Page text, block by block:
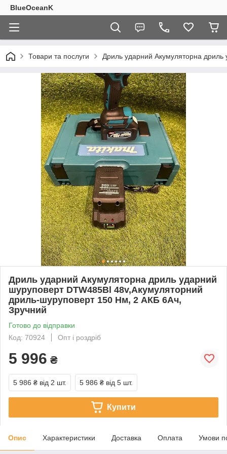
BlueOceanK
Товари та послуги Дриль ударний Акумуляторна
Дриль ударний Акумуляторна дриль ударний
шуруповерт DTW485Bl 48v,Акумуляторний
дриль-шуруповерт 150 Нм, 2 АКБ 6Ач,
Зручний
Готово до відправки
Код: 70924
Опт і роздріб
5 996 ₴
5 986 ₴ від 2 шт. 5 986 ₴ від 5 шт.
Купити
Опис Характеристики Доставка Оплата Умови